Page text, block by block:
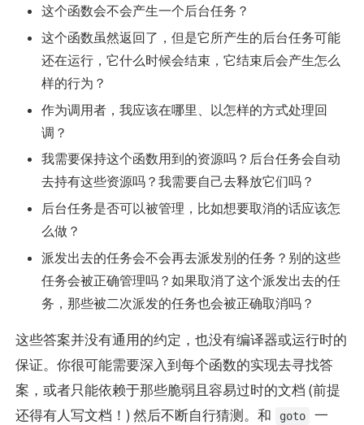
这个函数会不会产生一个后台任务？
这个函数虽然返回了，但是它所产生的后台任务可能
还在运行，它什么时候会结束，它结束后会产生怎么
样的行为？
作为调用者，我应该在哪里、以怎样的方式处理回
调？
我需要保持这个函数用到的资源吗？后台任务会自动
去持有这些资源吗？我需要自己去释放它们吗？
后台任务是否可以被管理，比如想要取消的话应该怎
么做？
派发出去的任务会不会再去派发别的任务？别的这些
任务会被正确管理吗？如果取消了这个派发出去的任
务，那些被二次派发的任务也会被正确取消吗？
这些答案并没有通用的约定，也没有编译器或运行时的
保证。你很可能需要深入到每个函数的实现去寻找答
案，或者只能依赖于那些脆弱且容易过时的文档 (前提
还得有人写文档！) 然后不断自行猜测。和
goto 一